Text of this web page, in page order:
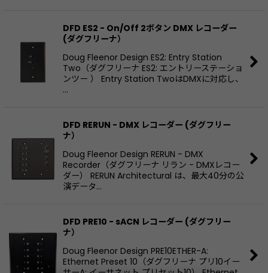
DFD ES2 - On/Off 2ボタン DMX レコーダー
(ダグフリーナ）
Doug Fleenor Design ES2: Entry Station
Two（ダグフリーナ ES2: エントリーステーショ
ンツー ） Entry Station TwoはDMXに対応し、
…
DFD RERUN - DMX レコーダー (ダグフリー
ナ）
Doug Fleenor Design RERUN - DMX
Recorder（ダグフリーナ リラン - DMXレコー
ダー） RERUN Architectural は、最大40分の公
演データ…
DFD PRE10 - sACN レコーダー (ダグフリー
ナ）
Doug Fleenor Design PRE10ETHER-A:
Ethernet Preset 10（ダグフリーナ プリ10イー